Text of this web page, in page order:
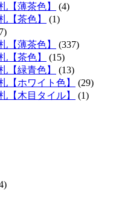
【薄茶色】
(4)
【茶色】
(1)
【薄茶色】
(337)
【茶色】
(15)
【緑青色】
(13)
【ホワイト色】
(29)
【木目タイル】
(1)